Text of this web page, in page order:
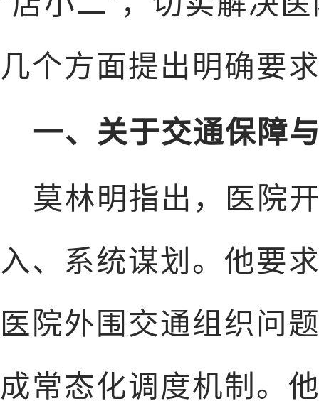
几个方面提出明确要
一、关于交通保障
莫林明指出，医院
入、系统谋划。他要
医院外围交通组织问
成常态化调度机制。